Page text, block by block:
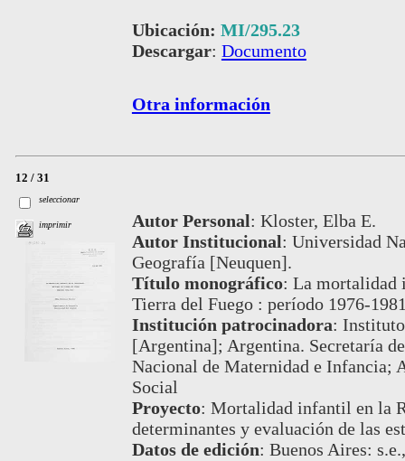
Ubicación: MI/295.23
Descargar: Documento
Otra información
12 / 31
seleccionar
imprimir Autor Personal: Kloster, Elba E.
Autor Institucional: Universidad
Geografía [Neuquen].
Título monográfico: La mortalidad
Tierra del Fuego : período 1976-
Institución patrocinadora:
[Argentina]; Argentina. Secretaría
Nacional de Maternidad e Infancia;
Social
Proyecto: Mortalidad infantil en la
determinantes y evaluación de las
Datos de edición: Buenos Aires: